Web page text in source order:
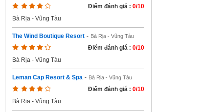
Điểm đánh giá : 0/10
Bà Rịa - Vũng Tàu
The Wind Boutique Resort - Bà Rịa - Vũng Tàu
Điểm đánh giá : 0/10
Bà Rịa - Vũng Tàu
Leman Cap Resort & Spa - Bà Rịa - Vũng Tàu
Điểm đánh giá : 0/10
Bà Rịa - Vũng Tàu